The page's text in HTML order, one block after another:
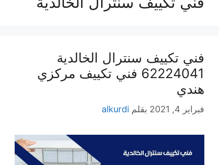
فني تكييف سنترال الخالدية
62224041 فني تكييف مركزي
هندي
فبراير 4, 2021 بقلم alkurdi